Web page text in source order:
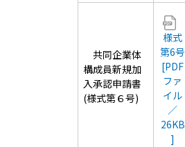
共同企業体
構成員新規加
入承認申請書
(様式第６号)
様式
第6号
[PDF
ファ
イル
／
26KB
]